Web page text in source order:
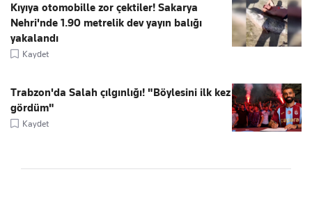
Kıyıya otomobille zor çektiler! Sakarya
Nehri'nde 1.90 metrelik dev yayın balığı
yakalandı
Kaydet
Trabzon'da Salah çılgınlığı! "Böylesini ilk kez
gördüm"
Kaydet